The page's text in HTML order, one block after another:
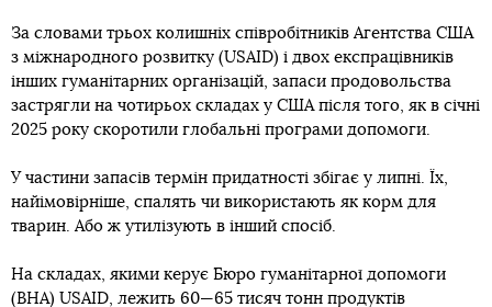
За словами трьох колишніх співробітників Агентства США
з міжнародного розвитку (USAID) і двох експрацівників
інших гуманітарних організацій, запаси продовольства
застрягли на чотирьох складах у США після того, як в січні
2025 року скоротили глобальні програми допомоги.
У частини запасів термін придатності збігає у липні. Їх,
найімовірніше, спалять чи використають як корм для
тварин. Або ж утилізують в інший спосіб.
На складах, якими керує Бюро гуманітарної допомоги
(BHA) USAID, лежить 60—65 тисяч тонн продуктів